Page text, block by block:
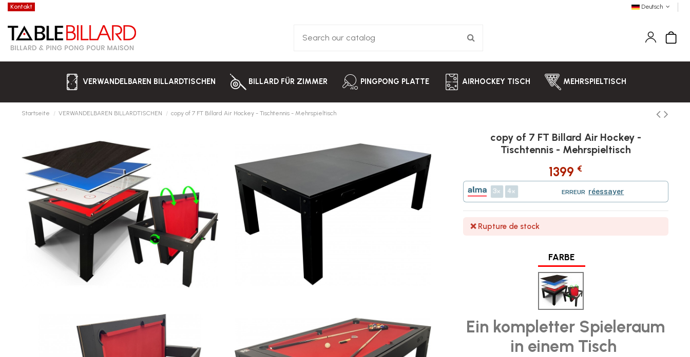
Kontakt Deutsch
VERWANDELBAREN BILLARDTISCHEN BILLARD FÜR ZIMMER PINGPONG PLATTE AIRHOCKEY TISCH MEHRSPIELTISCH
Startseite VERWANDELBAREN BILLARDTISCHEN copy of 7 FT Billard Air Hockey - Tischtennis - Mehrspieltisch
copy of 7 FT Billard Air Hockey -
Tischtennis - Mehrspieltisch
1399 €
3 4 ERREUR réessayer
❌ Rupture de stock
FARBE
Ein kompletter Spieleraum
in einem Tisch